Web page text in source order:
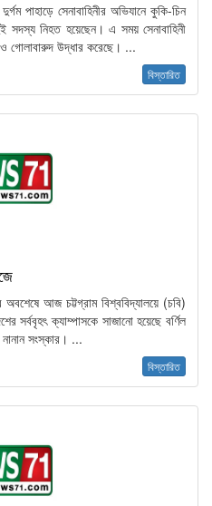
পাহাড়ে সেনাবাহিনীর অভিযানে কুকি-চিন
সদস্য নিহত হয়েছেন। এ সময় সেনাবাহিনী
গোলাবারুদ উদ্ধার করেছে। ...
বিস্তারিত
আজ চট্টগ্রাম বিশ্ববিদ্যালয়ে (চবি)
সর্ববৃহৎ ক্যাম্পাসকে সাজানো হয়েছে বর্ণিল
নানান সংস্কার। ...
বিস্তারিত